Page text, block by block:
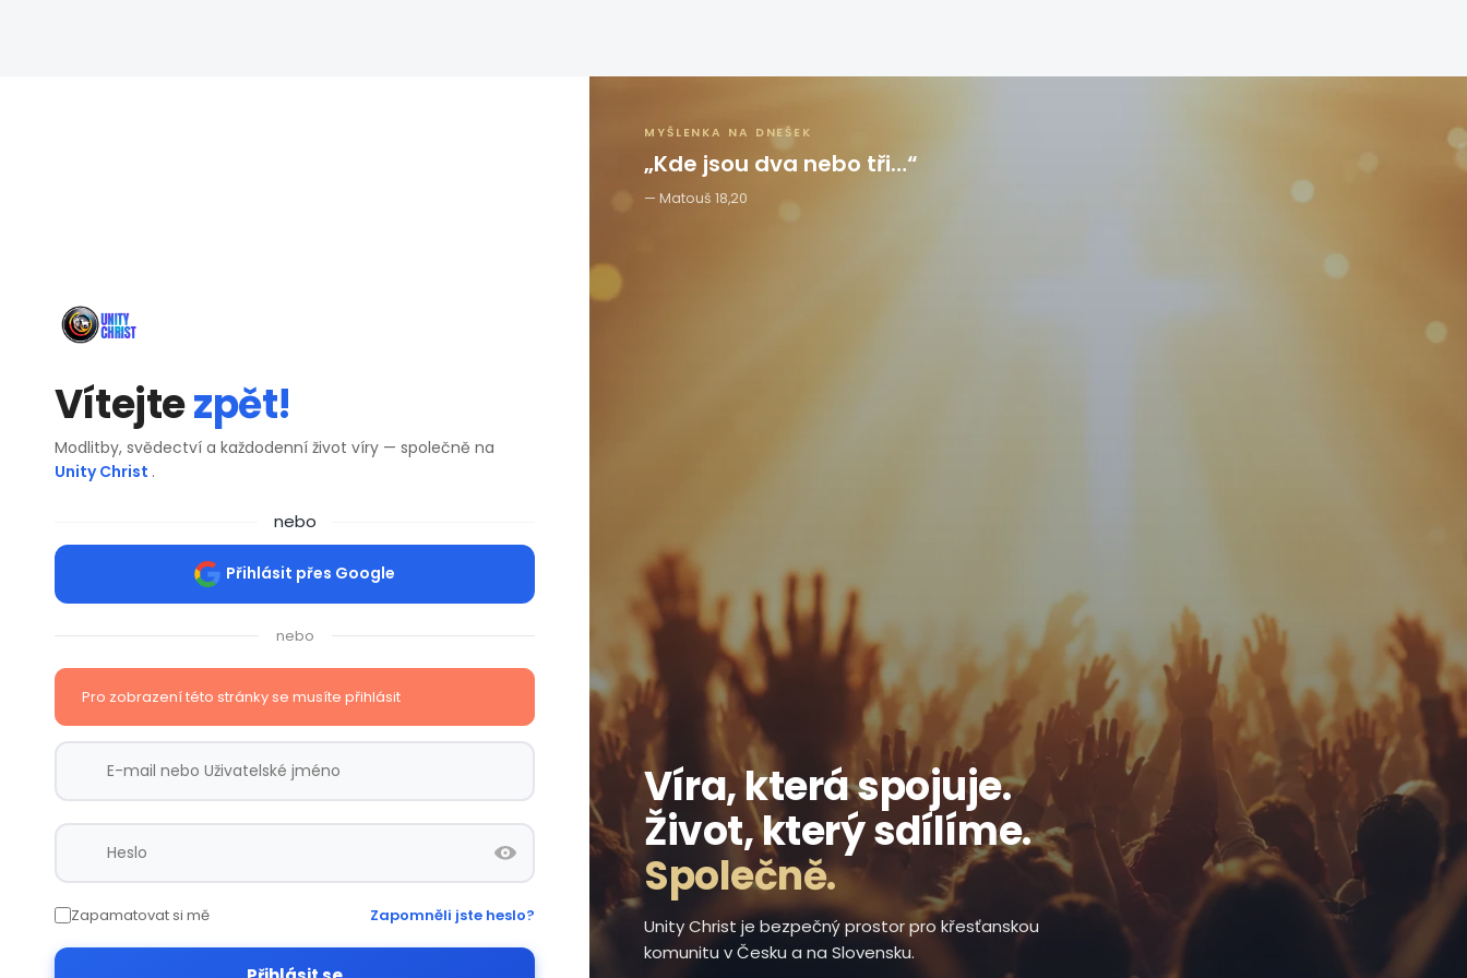
Vítejtezpět!
Modlitby, svědectví a každodenní život víry — společně na
Unity Christ .
nebo
Přihlásit přes Google
nebo
Pro zobrazení této stránky se musíte přihlásit
Zapamatovat si mě Zapomněli jste heslo?
Víra, která spojuje.
Život, který sdílíme.
Společně.
Unity Christ je bezpečný prostor pro křesťanskou
komunitu v Česku a na Slovensku.
MYŠLENKA NA DNEŠEK
„Kde jsou dva nebo tři…“
Matouš 18,20